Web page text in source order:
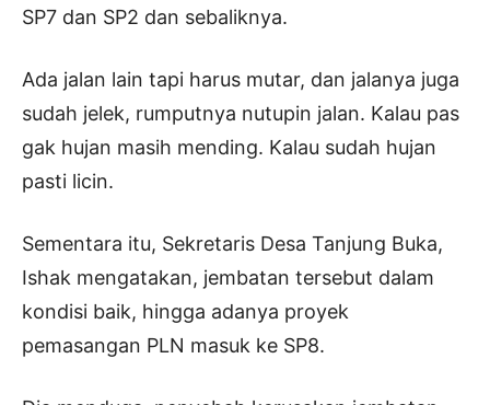
SP7 dan SP2 dan sebaliknya.
Ada jalan lain tapi harus mutar, dan jalanya juga
sudah jelek, rumputnya nutupin jalan. Kalau pas
gak hujan masih mending. Kalau sudah hujan
pasti licin.
Sementara itu, Sekretaris Desa Tanjung Buka,
Ishak mengatakan, jembatan tersebut dalam
kondisi baik, hingga adanya proyek
pemasangan PLN masuk ke SP8.